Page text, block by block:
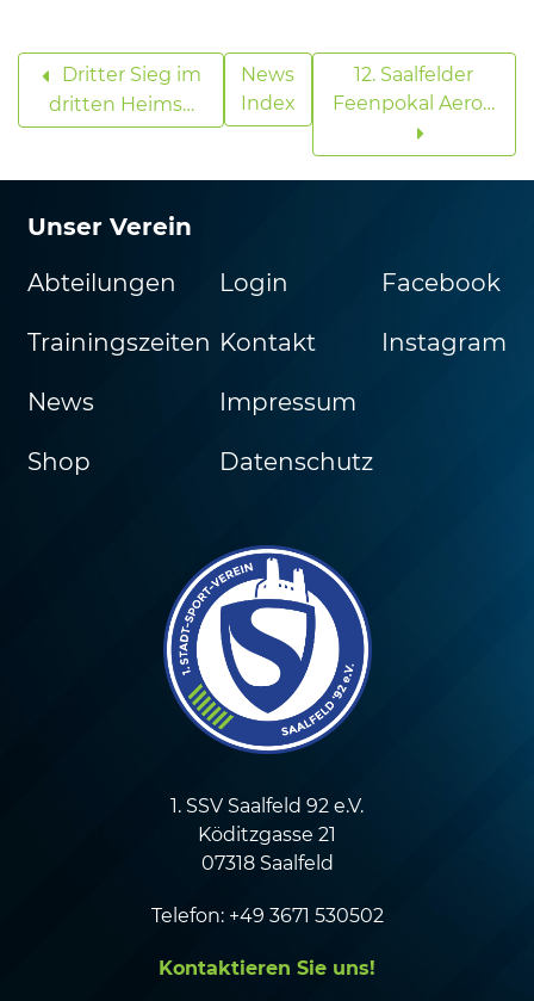
Dritter Sieg im
dritten Heims…
News
Index
12. Saalfelder
Feenpokal Aero…
Unser Verein
Abteilungen
Trainingszeiten
News
Shop
Login
Kontakt
Impressum
Datenschutz
Facebook
Instagram
1. SSV Saalfeld 92 e.V.
Köditzgasse 21
07318 Saalfeld
Telefon: +49 3671 530502
Kontaktieren Sie uns!